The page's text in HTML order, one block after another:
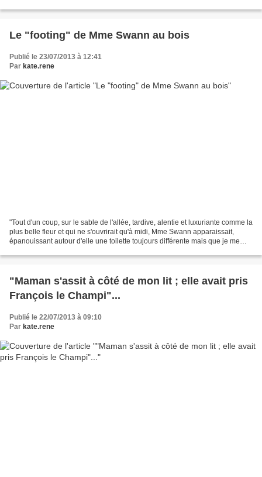
Le "footing" de Mme Swann au bois
Publié le 23/07/2013 à 12:41
Par kate.rene
"Tout d'un coup, sur le sable de l'allée, tardive, alentie et luxuriante comme la
plus belle fleur et qui ne s'ouvrirait qu'à midi, Mme Swann apparaissait,
épanouissant autour d'elle une toilette toujours différente mais que je me
"Maman s'assit à côté de mon lit ; elle avait pris
François le Champi"...
Publié le 22/07/2013 à 09:10
Par kate.rene